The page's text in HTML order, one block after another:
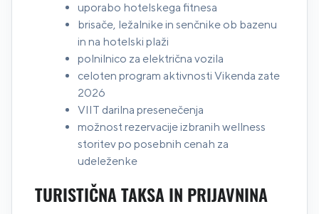
uporabo hotelskega fitnesa
brisače, ležalnike in senčnike ob bazenu
in na hotelski plaži
polnilnico za električna vozila
celoten program aktivnosti Vikenda zate
2026
VIIT darilna presenečenja
možnost rezervacije izbranih wellness
storitev po posebnih cenah za
udeleženke
TURISTIČNA TAKSA IN PRIJAVNINA